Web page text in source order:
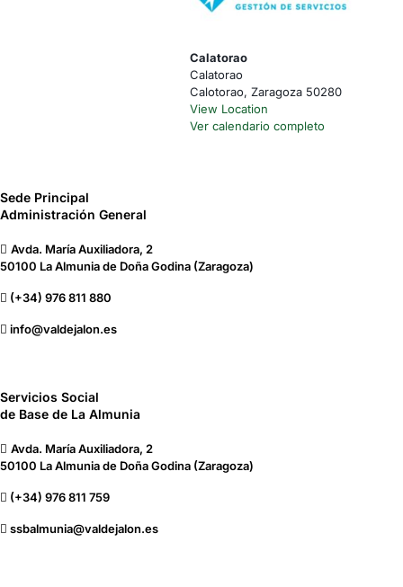
Calatorao
Calatorao
Calotorao, Zaragoza 50280
View Location
Ver calendario completo
Sede Principal
Administración General
Avda. María Auxiliadora, 2
50100 La Almunia de Doña Godina (Zaragoza)
(+34) 976 811 880
info@valdejalon.es
Servicios Social
de Base de La Almunia
Avda. María Auxiliadora, 2
50100 La Almunia de Doña Godina (Zaragoza)
(+34) 976 811 759
ssbalmunia@valdejalon.es